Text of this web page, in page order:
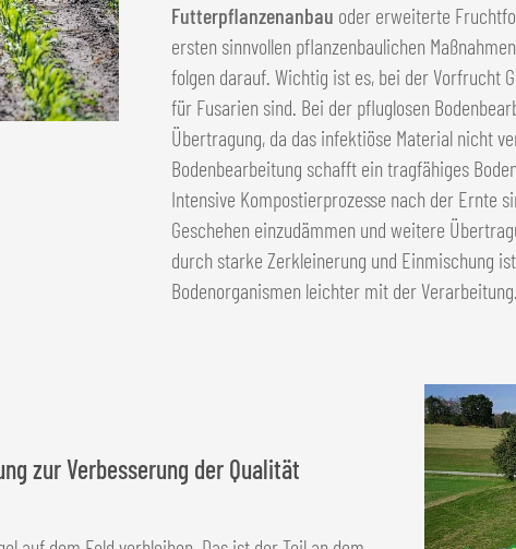
Futterpflanzenanbau oder erweiterte
ersten sinnvollen pflanzenbaulichen
folgen darauf. Wichtig ist es, bei der Vorfrucht
für Fusarien sind. Bei der pfluglosen
Übertragung, da das infektiöse Material nicht
Bodenbearbeitung schafft ein tragfähiges
Intensive Kompostierprozesse nach der Ernte
Geschehen einzudämmen und weitere
durch starke Zerkleinerung und Einmischung
Bodenorganismen leichter mit der Verarbeitung.
zur Verbesserung der Qualität